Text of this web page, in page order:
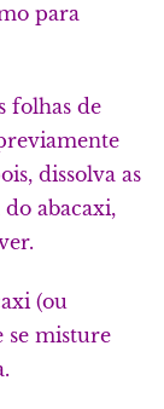
para
folhas de
dissolva as
abacaxi,
(ou
se misture